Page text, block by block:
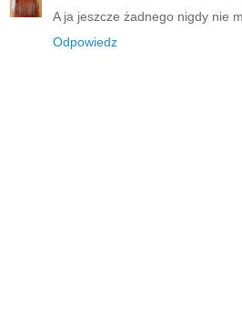
A ja jeszcze żadnego nigdy nie
Odpowiedz